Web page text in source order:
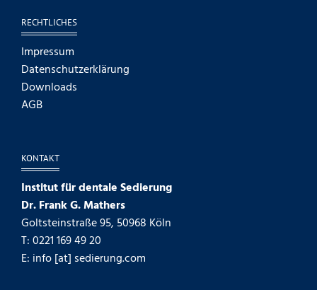
RECHTLICHES
Impressum
Datenschutzerklärung
Downloads
AGB
KONTAKT
Institut für dentale Sedierung
Dr. Frank G. Mathers
Goltsteinstraße 95, 50968 Köln
T: 0221 169 49 20
E: info [at] sedierung.com